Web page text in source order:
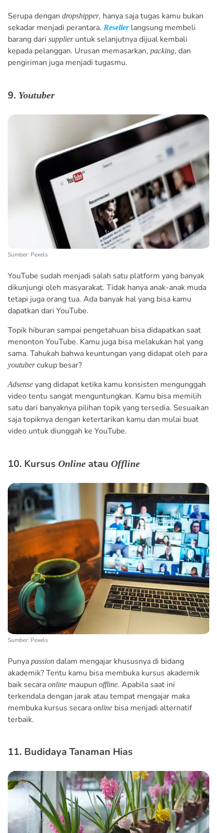
Serupa dengan dropshipper, hanya saja tugas kamu bukan
sekadar menjadi perantara. Reseller langsung membeli
barang dari supplier untuk selanjutnya dijual kembali
kepada pelanggan. Urusan memasarkan, packing, dan
pengiriman juga menjadi tugasmu.
9. Youtuber
Sumber: Pexels
YouTube sudah menjadi salah satu platform yang banyak
dikunjungi oleh masyarakat. Tidak hanya anak-anak muda
tetapi juga orang tua. Ada banyak hal yang bisa kamu
dapatkan dari YouTube.
Topik hiburan sampai pengetahuan bisa didapatkan saat
menonton YouTube. Kamu juga bisa melakukan hal yang
sama. Tahukah bahwa keuntungan yang didapat oleh para
youtubercukup besar?
Adsense yang didapat ketika kamu konsisten mengunggah
video tentu sangat menguntungkan. Kamu bisa memilih
satu dari banyaknya pilihan topik yang tersedia. Sesuaikan
saja topiknya dengan ketertarikan kamu dan mulai buat
video untuk diunggah ke YouTube.
10. Kursus Online atau Offline
Sumber: Pexels
Punya passion dalam mengajar khususnya di bidang
akademik? Tentu kamu bisa membuka kursus akademik
baik secara online maupun offline. Apabila saat ini
terkendala dengan jarak atau tempat mengajar maka
membuka kursus secara online bisa menjadi alternatif
terbaik.
11. Budidaya Tanaman Hias